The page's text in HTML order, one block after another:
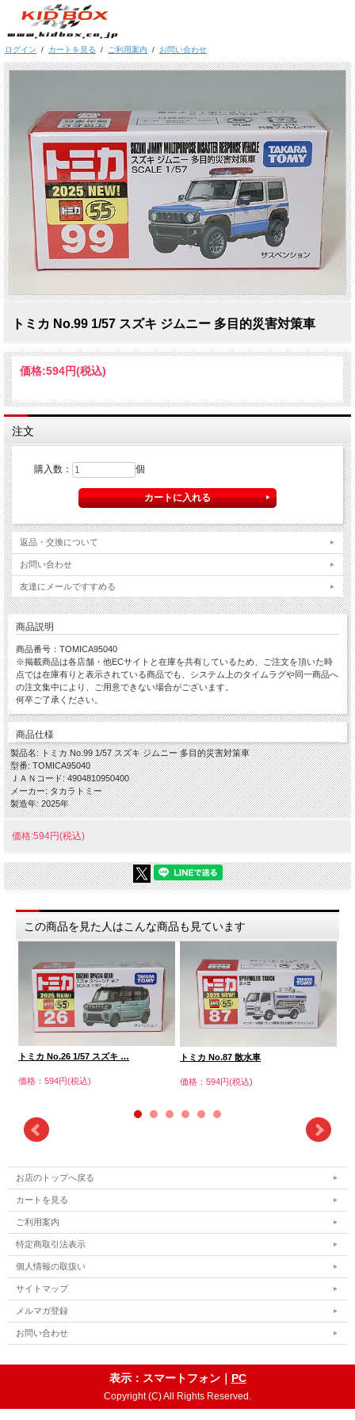
ログイン / カートを見る / ご利用案内 / お問い合わせ
トミカ No.99 1/57 スズキ ジムニー 多目的災害対策車
価格:594円(税込)
注文
購入数： 個
返品・交換について
お問い合わせ
友達にメールですすめる
商品説明
商品番号：TOMICA95040
※掲載商品は各店舗・他ECサイトと在庫を共有しているため、ご注文を頂いた時
点では在庫有りと表示されている商品でも、システム上のタイムラグや同一商品へ
の注文集中により、ご用意できない場合がございます。
何卒ご了承ください。
商品仕様
製品名: トミカ No.99 1/57 スズキ ジムニー 多目的災害対策車
型番: TOMICA95040
ＪＡＮコード: 4904810950400
メーカー: タカラトミー
製造年: 2025年
価格:594円(税込)
この商品を見た人はこんな商品も見ています
トミカ No.26 1/57 スズキ …
価格：594円(税込)
トミカ No.87 散水車
価格：594円(税込)
お店のトップへ戻る
カートを見る
ご利用案内
特定商取引法表示
個人情報の取扱い
サイトマップ
メルマガ登録
お問い合わせ
表示：スマートフォン｜ PC
Copyright (C) All Rights Reserved.